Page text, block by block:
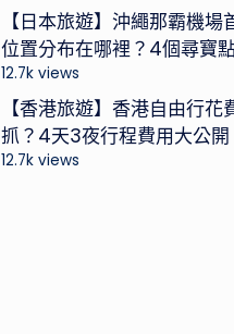
【日本旅遊】沖繩那霸機
位置分布在哪裡？4個尋寶
12.7k views
【香港旅遊】香港自由行
抓？4天3夜行程費用大公開
12.7k views